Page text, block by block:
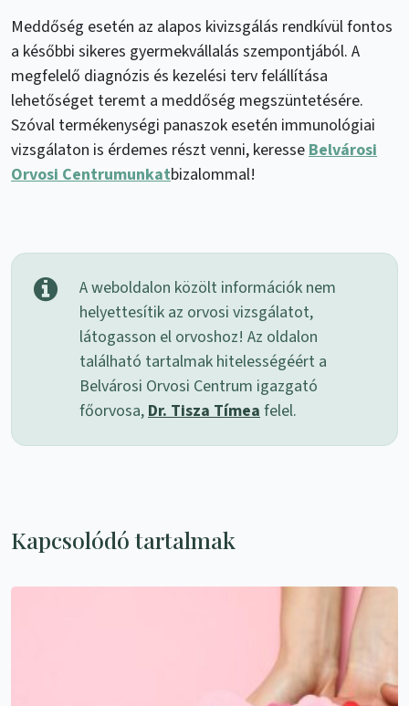
Meddőség esetén az alapos kivizsgálás rendkívül fontos
a későbbi sikeres gyermekvállalás szempontjából. A
megfelelő diagnózis és kezelési terv felállítása
lehetőséget teremt a meddőség megszüntetésére.
Szóval termékenységi panaszok esetén immunológiai
vizsgálaton is érdemes részt venni, keresse Belvárosi
Orvosi Centrumunkatbizalommal!
A weboldalon közölt információk nem
helyettesítik az orvosi vizsgálatot,
látogasson el orvoshoz! Az oldalon
található tartalmak hitelességéért a
Belvárosi Orvosi Centrum igazgató
főorvosa, Dr. Tisza Tímea felel.
Kapcsolódó tartalmak